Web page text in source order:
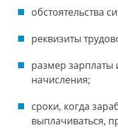
обстоятельства
реквизиты
размер зарплаты
начисления;
сроки, когда
выплачиваться,